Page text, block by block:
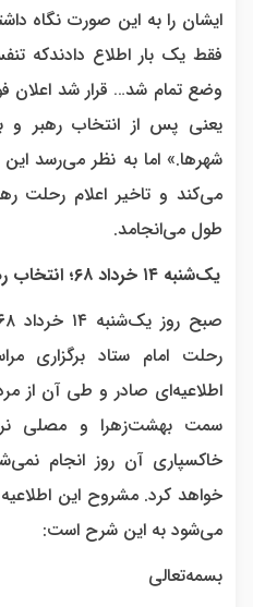
ایشان را به این صورت نگاه
فقط یک بار اطلاع دادندکه
وضع تمام شد… قرار شد اعلان
یعنی پس از انتخاب رهبر و
شهرها.» اما به نظر می‌رسد
می‌کند و تاخیر اعلام رحلت
طول می‌انجامد.
یک‌شنبه ۱۴ خرداد ۶۸؛ انتخاب رهبری
رحلت امام ستاد برگزاری
اطلاعیه‌ای صادر و طی آن از
سمت بهشت‌زهرا و مصلی
خاکسپاری آن روز انجام
خواهد کرد. مشروح این
می‌شود به این شرح است:
بسمه‌تعالی